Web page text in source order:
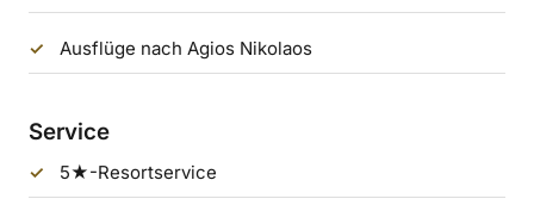
Ausflüge nach Agios Nikolaos
Service
5★-Resortservice